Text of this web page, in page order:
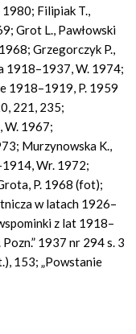
1980; Filipiak T.,
Grot L., Pawłowski
Grzegorczyk P.,
1918–1937, W. 1974;
1918–1919, P. 1959
221, 235;
W. 1967;
Murzynowska K.,
Wr. 1972;
P. 1968 (fot);
w latach 1926–
z lat 1918–
1937 nr 294 s. 3
153; „Powstanie